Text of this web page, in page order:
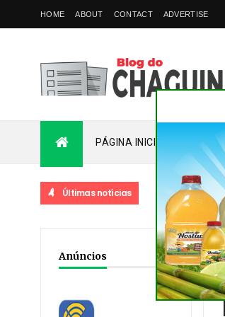
HOME ABOUT CONTACT ADVERTISE
PÁGINA INICIAL
Últimas notícias
Anúncios